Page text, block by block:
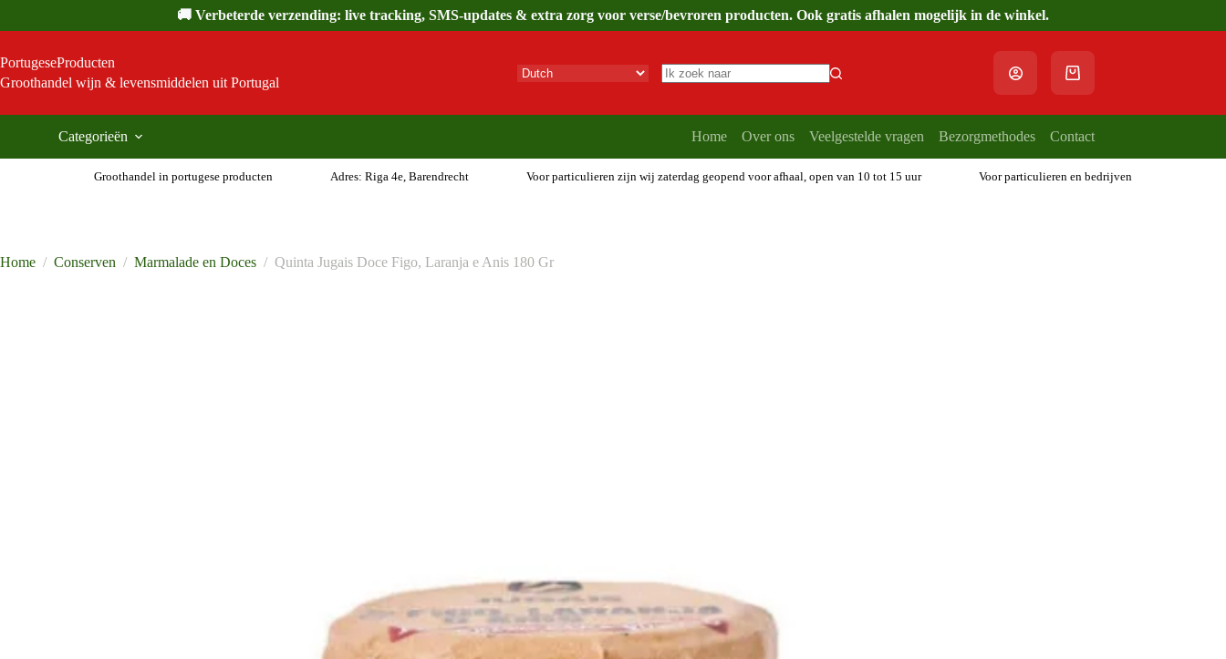
inhoud
🚚 Verbeterde verzending: live tracking, SMS-updates & extra zorg voor verse/bevroren producten. Ook gratis afhalen mogelijk in de winkel.
PortugeseProducten
Groothandel wijn & levensmiddelen uit Portugal
Winkelwagen
Categorieën Home Over ons Veelgestelde vragen Bezorgmethodes Contact
Groothandel in portugese producten Adres: Riga 4e, Barendrecht Voor particulieren zijn wij zaterdag geopend voor afhaal, open van 10 tot 15 uur Voor particulieren en bedrijven
Home / Conserven / Marmalade en Doces / Quinta Jugais Doce Figo, Laranja e Anis 180 Gr